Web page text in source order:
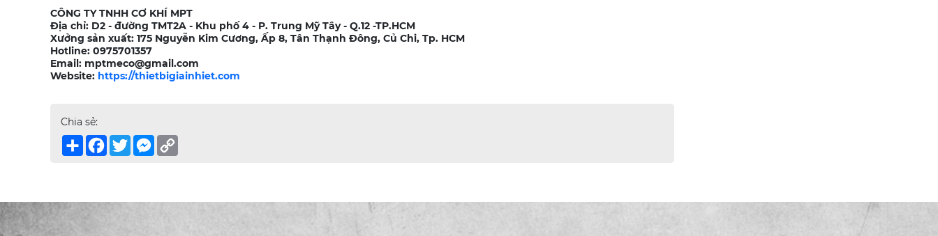
CÔNG TY TNHH CƠ KHÍ MPT
Địa chỉ: D2 - đường TMT2A - Khu phố 4 - P. Trung Mỹ Tây - Q.12 -TP.HCM
Xưởng sản xuất: 175 Nguyễn Kim Cương, Ấp 8, Tân Thạnh Đông, Củ Chi, Tp. HCM
Hotline: 0975701357
Email: mptmeco@gmail.com
Website: https://thietbigiainhiet.com
Chia sẻ:
ShareFacebook
TwitterMessenger